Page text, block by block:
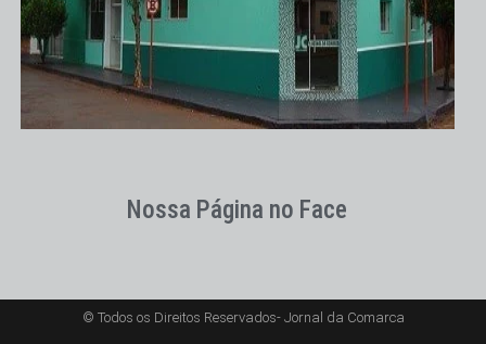
Nossa Página no Face
© Todos os Direitos Reservados- Jornal da Comarca